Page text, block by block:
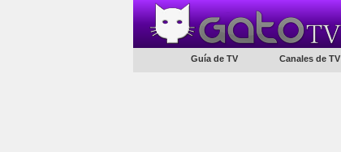
Guía de TV Canales de TV